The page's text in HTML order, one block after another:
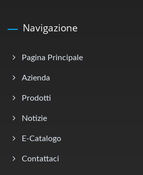
Navigazione
Pagina Principale
Azienda
Prodotti
Notizie
E-Catalogo
Contattaci